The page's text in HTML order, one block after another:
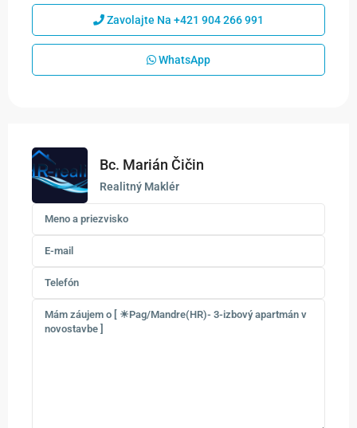
Zavolajte Na +421 904 266 991
WhatsApp
Bc. Marián Čičin
Realitný Maklér